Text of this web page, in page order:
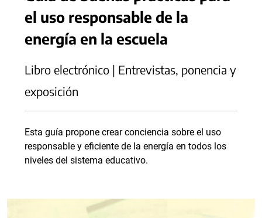
el uso responsable de la
energía en la escuela
Libro electrónico | Entrevistas, ponencia y
exposición
Esta guía propone crear conciencia sobre el uso
responsable y eficiente de la energía en todos los
niveles del sistema educativo.